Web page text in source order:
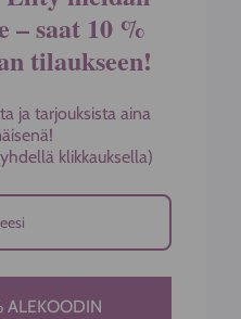
– saat 10 %
tilaukseen!
ja tarjouksista aina
klikkauksella)
ALEKOODIN